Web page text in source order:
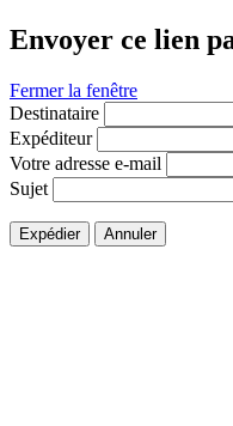
Envoyer ce lien
Fermer la fenêtre
Destinataire
Expéditeur
Votre adresse e-mail
Sujet
Expédier Annuler